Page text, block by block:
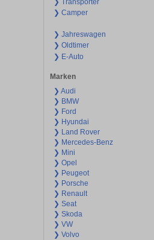
❯ Camper
❯ Jahreswagen
❯ Oldtimer
❯ E-Auto
Marken
❯ Audi
❯ BMW
❯ Ford
❯ Hyundai
❯ Land Rover
❯ Mercedes-Benz
❯ Mini
❯ Opel
❯ Peugeot
❯ Porsche
❯ Renault
❯ Seat
❯ Skoda
❯ VW
❯ Volvo